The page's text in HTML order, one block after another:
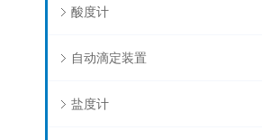
酸度计
自动滴定装置
盐度计